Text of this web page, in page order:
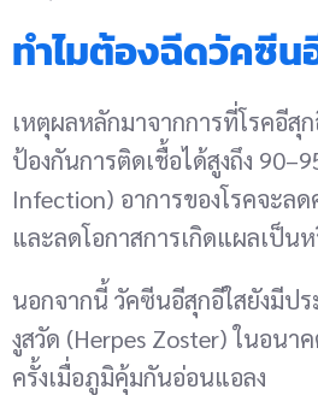
ทำไมต้องฉีดวัคซีน
เหตุผลหลักมาจากการที่โรคอีสุ
ป้องกันการติดเชื้อได้สูงถึง
Infection) อาการของโรคจะล
และลดโอกาสการเกิดแผลเป็น
นอกจากนี้ วัคซีนอีสุกอีใสยังมีป
งูสวัด (Herpes Zoster) ในอนา
ครั้งเมื่อภูมิคุ้มกันอ่อนแอลง